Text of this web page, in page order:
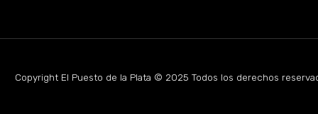
Copyright El Puesto de la Plata © 2025 Todos los derechos